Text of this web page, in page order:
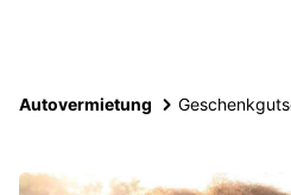
Autovermietung